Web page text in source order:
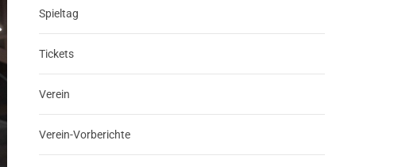
Spieltag
Tickets
Verein
Verein-Vorberichte